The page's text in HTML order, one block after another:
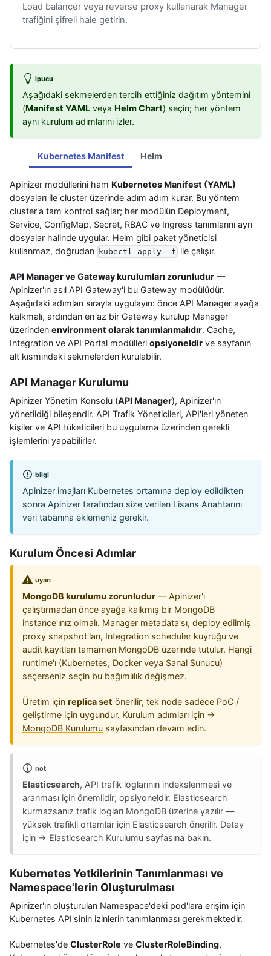
Load balancer veya reverse proxy kullanarak Manager
trafiğini şifreli hale getirin.
ipucu
Aşağıdaki sekmelerden tercih ettiğiniz dağıtım yöntemini
(Manifest YAML veya Helm Chart) seçin; her yöntem
aynı kurulum adımlarını izler.
Kubernetes Manifest Helm
Apinizer modüllerini ham Kubernetes Manifest (YAML)
dosyaları ile cluster üzerinde adım adım kurar. Bu yöntem
cluster'a tam kontrol sağlar; her modülün Deployment,
Service, ConfigMap, Secret, RBAC ve Ingress tanımlarını ayrı
dosyalar halinde uygular. Helm gibi paket yöneticisi
kullanmaz, doğrudan kubectl apply -f ile çalışır.
API Manager ve Gateway kurulumları zorunludur —
Apinizer'ın asıl API Gateway'i bu Gateway modülüdür.
Aşağıdaki adımları sırayla uygulayın: önce API Manager ayağa
kalkmalı, ardından en az bir Gateway kurulup Manager
üzerinden environment olarak tanımlanmalıdır. Cache,
Integration ve API Portal modülleri opsiyoneldir ve sayfanın
alt kısmındaki sekmelerden kurulabilir.
API Manager Kurulumu
Apinizer Yönetim Konsolu (API Manager), Apinizer'ın
yönetildiği bileşendir. API Trafik Yöneticileri, API'leri yöneten
kişiler ve API tüketicileri bu uygulama üzerinden gerekli
işlemlerini yapabilirler.
bilgi
Apinizer imajları Kubernetes ortamına deploy edildikten
sonra Apinizer tarafından size verilen Lisans Anahtarını
veri tabanına eklemeniz gerekir.
Kurulum Öncesi Adımlar
uyarı
MongoDB kurulumu zorunludur — Apinizer'ı
çalıştırmadan önce ayağa kalkmış bir MongoDB
instance'ınız olmalı. Manager metadata'sı, deploy edilmiş
proxy snapshot'ları, Integration scheduler kuyruğu ve
audit kayıtları tamamen MongoDB üzerinde tutulur. Hangi
runtime'ı (Kubernetes, Docker veya Sanal Sunucu)
seçerseniz seçin bu bağımlılık değişmez.
Üretim için replica set önerilir; tek node sadece PoC /
geliştirme için uygundur. Kurulum adımları için →
MongoDB Kurulumu sayfasından devam edin.
not
Elasticsearch, API trafik loglarının indekslenmesi ve
aranması için önemlidir; opsiyoneldir. Elasticsearch
kurmazsanız trafik logları MongoDB üzerine yazılır —
yüksek trafikli ortamlar için Elasticsearch önerilir. Detay
için → Elasticsearch Kurulumu sayfasına bakın.
Kubernetes Yetkilerinin Tanımlanması ve
Namespace'lerin Oluşturulması
Apinizer'ın oluşturulan Namespace'deki pod'lara erişim için
Kubernetes API'sinin izinlerin tanımlanması gerekmektedir.
Kubernetes'de ClusterRole ve ClusterRoleBinding,